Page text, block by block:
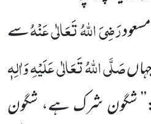
رَضِیَ اللہُ تَعَالٰی عَنْہُسے
صَلَّی اللہُ تَعَالٰی عَلَیْہِ وَاٰلِہٖ
شگون شرک ہے، شگون